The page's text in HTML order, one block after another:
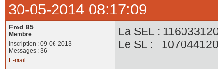
30-05-2014 08:17:09
Fred 85
Membre
Inscription : 09-06-2013
Messages : 36
E-mail
La SEL :
Le SL :